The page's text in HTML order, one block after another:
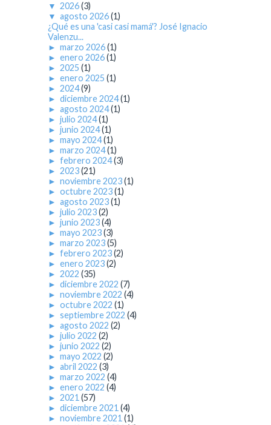
▼ 2026(3)
▼ agosto 2026(1)
¿Qué es una 'casi casi mamá'? José Ignacio
Valenzu...
► marzo 2026(1)
► enero 2026(1)
► 2025 (1)
► enero 2025 (1)
► 2024(9)
► diciembre 2024(1)
► agosto 2024(1)
► julio 2024(1)
► junio 2024(1)
► mayo 2024(1)
► marzo 2024(1)
► febrero 2024(3)
► 2023(21)
► noviembre 2023(1)
► octubre 2023(1)
► agosto 2023(1)
► julio 2023(2)
► junio 2023(4)
► mayo 2023(3)
► marzo 2023(5)
► febrero 2023(2)
► enero 2023(2)
► 2022 (35)
► diciembre 2022 (7)
► noviembre 2022 (4)
► octubre 2022 (1)
► septiembre 2022 (4)
► agosto 2022 (2)
► julio 2022 (2)
► junio 2022 (2)
► mayo 2022 (2)
► abril 2022 (3)
► marzo 2022 (4)
► enero 2022 (4)
► 2021 (57)
► diciembre 2021 (4)
► noviembre 2021 (1)